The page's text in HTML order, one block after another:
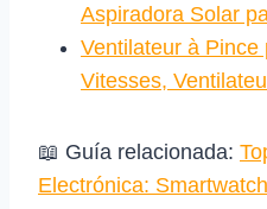
Aspiradora Solar
Ventilateur à Pince
Vitesses,
📖 Guía relacionada:
Electrónica: